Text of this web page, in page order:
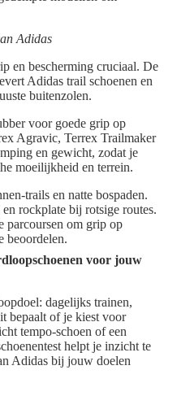
Adidas
en bescherming cruciaal. De
Adidas trail schoenen en
buitenzolen.
voor goede grip op
Agravic, Terrex Trailmaker
en gewicht, zodat je
moeilijkheid en terrein.
trails en natte bospaden.
rockplate bij rotsige routes.
parcoursen om grip op
beoordelen.
voor jouw
dagelijks trainen,
bepaalt of je kiest voor
tempo-schoen of een
helpt je inzicht te
Adidas bij jouw doelen